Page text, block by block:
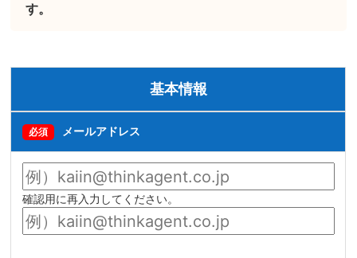
す。
基本情報
必須 メールアドレス
確認用に再入力してください。